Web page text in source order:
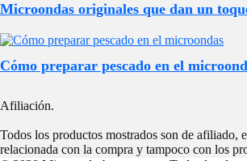
Microondas originales que dan un
Cómo preparar pescado en el
Afiliación.
Todos los productos mostrados son de afiliado,
relacionada con la compra y tampoco con los